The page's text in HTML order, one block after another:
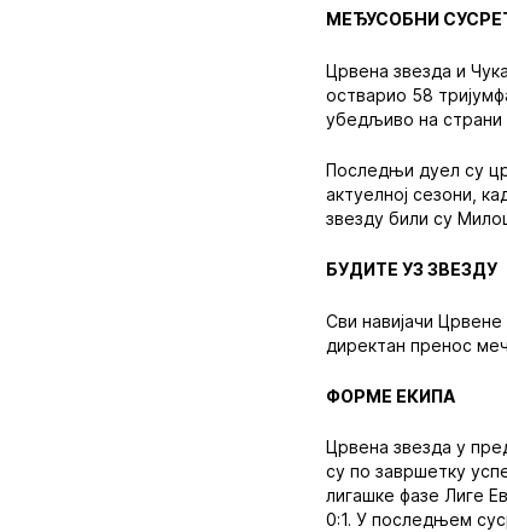
МЕЂУСОБНИ
Црвена звезда и
остварио 58
убедљиво на страни
Последњи дуел су
актуелној сезони,
звезду били су
БУДИТЕ УЗ ЗВЕЗДУ
Сви навијачи
директан пренос
ФОРМЕ ЕКИПА
Црвена звезда у
су по завршетку
лигашке фазе Лиге
0:1. У последњем